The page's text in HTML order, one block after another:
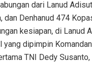
dari Lanud
dan Denhanud 474
kesiapan, di Lanud
yang dipimpin
TNI Dedy Susanto,